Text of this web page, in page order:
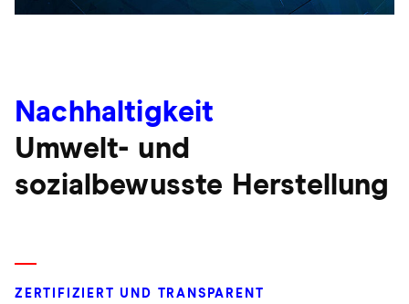
Nachhaltigkeit
Umwelt- und
sozialbewusste Herstellung
ZERTIFIZIERT UND TRANSPARENT